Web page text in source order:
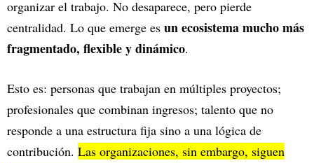
organizar el trabajo. No desaparece, pero pierde
centralidad. Lo que emerge es un ecosistema mucho más
fragmentado, flexible y dinámico.
Esto es: personas que trabajan en múltiples proyectos;
profesionales que combinan ingresos; talento que no
responde a una estructura fija sino a una lógica de
contribución. Las organizaciones, sin embargo, siguen